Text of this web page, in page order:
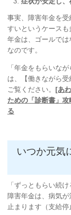
事実、障害年金を
すいというケースも
年金は、ゴールでは
なのです。
「年金をもらいな
は、【働きながら
ご覧ください。 [あ
ための「診断書」
る
いつか元気
「ずっともらい続
障害年金は、病気
止まります（支給停